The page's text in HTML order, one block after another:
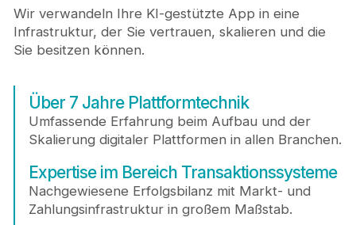
Wir verwandeln Ihre KI-gestützte App in eine
Infrastruktur, der Sie vertrauen, skalieren und die
Sie besitzen können.
Über 7 Jahre Plattformtechnik
Umfassende Erfahrung beim Aufbau und der
Skalierung digitaler Plattformen in allen Branchen.
Expertise im Bereich Transaktionssysteme
Nachgewiesene Erfolgsbilanz mit Markt- und
Zahlungsinfrastruktur in großem Maßstab.